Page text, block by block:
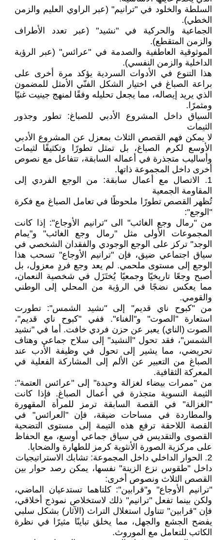
السلطة والخلود في "ترانيم" (عبر الراوي العليم والزمن
الخطي).
الجماعية والحركية في "نشيد" (عبر تعدد الأطراف
والزمن المتقطع).
الموثوقية العاطفية والصدمة في "عرائس" (عبر الرؤية
الداخلية والزمن النفسي).
هذا التنوع في الأدوات السردية يؤكد مرة أخرى على
براعة الصباغ في اختيار الشكل الفنّي الأمثل للمضمون
الذي يريد إيصاله، مما يجعل تحليله وفقًا لمنهج جينيت غنيًا
ومثمرًا.
السياق داخل المشروع الأدبي للصباغ: تطور وجذور
الثيمات
لا يمكن فهم القصص الثلاث بمعزل عن المشروع الأدبي
الأوسع لكرم الصباغ، بل تمثل تطورًا وتكثيفًا لثيمات
وأساليب متجذرة في أعماله السابقة، تتفاعل مع نصوص
أخرى داخل المجموعة ذاتها.
1. الاتصال مع أعمال سابقة: من الوجع الفردي إلى
المقاومة الجمعية
تُظهر القصص تطورًا ملحوظًا في تعامل الصباغ مع فكرة
"الوجع":
من "رمال وجع الغائب" الى "ترانيم الأوجاع": إذا كانت
المجموعات الأولى مثل "رمال وجع الغائب" و"يمام
الوجد" تركز على الوجع الوجودي والفقدان الشخصي في
سياق اجتماعي ضيق، فإن "ترانيم الأوجاع" تسحب هذا
الوجع إلى مستوى ملحمي. لم يعد وجع فردٍ معزول، بل
أصبح وجعًا تاريخيًا وجمعيًا يُختَزَل في شخصية النعمان،
مما يعكس نضجًا في الرؤية من المحلي إلى الوطني
والقومي.
من "كبوح ناي قديم" إلى "نشيد الشمس": تطورت
استعارة "الصوت" و"الغناء". ففي "كبوح ناي قديم"،
الصوت (الناي) يعبر عن حزن فردي خافت. أما في "نشيد
الشمس"، فقد تحول "النشيد" إلى سلاح جماعي وهتاف
تحريضي، مما يشير إلى تحول في وظيفة الأدب عند
الصباغ من التعبير عن الألم إلى المشاركة الفعلية في
المعركة الثقافية.
من "ممرات بيضاء لغزالة وحيدة" إلى "عرائس العتمة":
الثيمة النسوية متجذرة في أعمال الصباغ. فإذا كانت
"الغزالة" في القصة السابقة ترمز للمرأة المقهورة
والمطاردة في مساحات ضيقة، فإن "العرائس" في
القصة اللاحقة ترفع هذه التيمة إلى مستوى التضحية
القصوى والتقديس في سياق جماعي أوسع، مع الحفاظ
على مركزية الصورة الأنثوية كرمز للطهارة والضحايا.
2. الحوار الداخلي داخل المجموعة: تشابك الاستراتيجيات
داخل "طقوس نزع الزينة" نفسها، يمكن رصد حوار بين
القصص الثلاث ونصوص أخرى:
"ترانيم الأوجاع" و"قرابين": كلتاهما تستدعيان الماضي،
ولكن بينما تفعل "ترانيم" ذلك لاستخلاص نموذج أخلاقي،
فإن "قرابين" تتناول استغلال التراث (الآثار) بشكل سلبي
يفضح الجشع والجهل، مما يخلق تباينًا مثيرًا في نظرة
الكاتب للتعامل مع الموروث.